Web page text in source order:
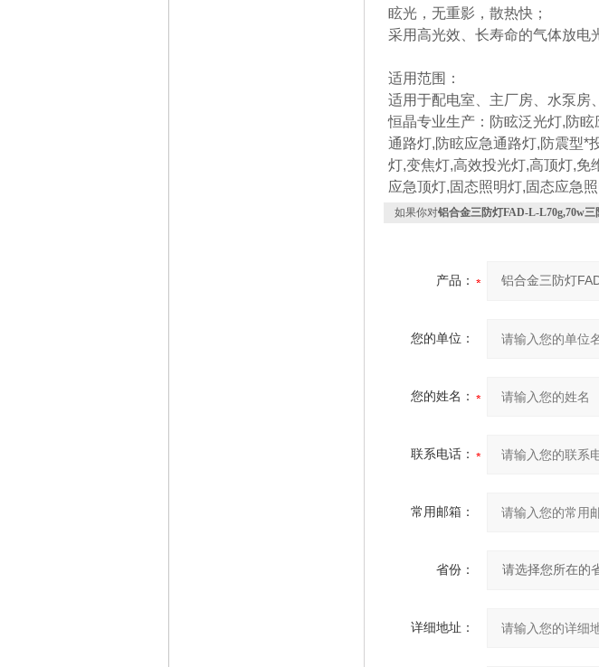
眩光，无重影，散热快；
采用高光效、长寿命的气体放电
适用范围：
适用于配电室、主厂房、水泵房
恒晶专业生产：防眩泛光灯,防
通路灯,防眩应急通路灯,防震型*
灯,变焦灯,高效投光灯,高顶灯,免
应急顶灯,固态照明灯,固态应急
如果你对铝合金三防灯FAD-L-L70g,70w
产品：
您的单位：
您的姓名：
联系电话：
常用邮箱：
省份：
详细地址：